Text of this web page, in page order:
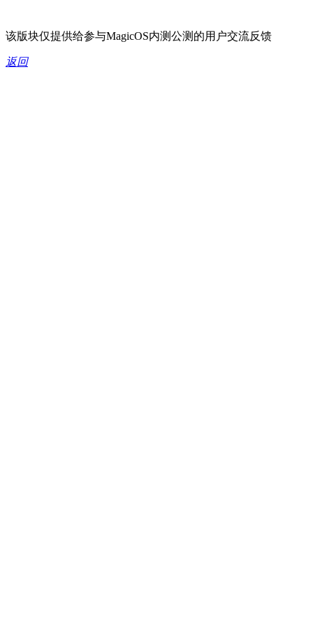
该版块仅提供给参与MagicOS内测公测的用户交流反馈
返回